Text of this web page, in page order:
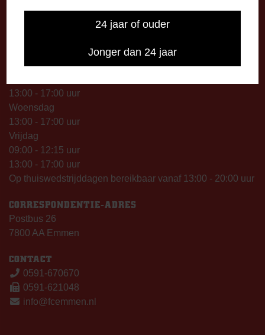
24 jaar of ouder
Jonger dan 24 jaar
09.00 uur).
Telefonisch bereikbaar op:
Dinsdag
13:00 - 17:00 uur
Woensdag
13:00 - 17:00 uur
Vrijdag
09:00 - 12:15 uur
13:00 - 17:00 uur
Op thuiswedstrijddagen bereikbaar vanaf 13:00 - 20:00 uur
CORRESPONDENTIE-ADRES
Postbus 26
7800 AA Emmen
CONTACT
0591-670670
0591-621048
info@fcemmen.nl